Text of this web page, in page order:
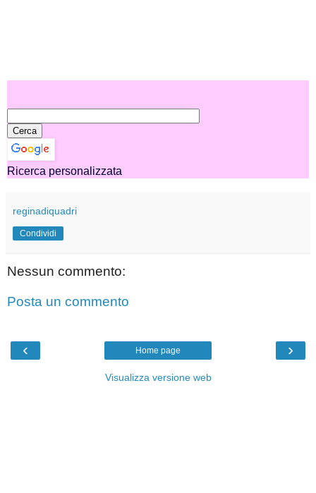
Ricerca personalizzata
reginadiquadri
Condividi
Nessun commento:
Posta un commento
‹ ›
Home page
Visualizza versione web